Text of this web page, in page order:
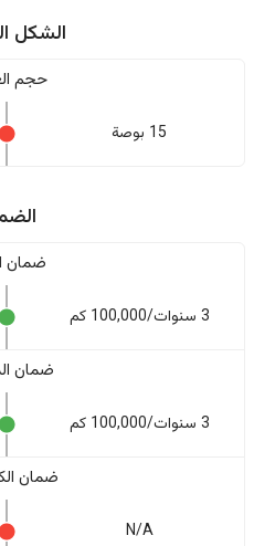
الشكل
حجم
15 بوصة
ضمان
3 سنوات/100,000 كم
ضمان
3 سنوات/100,000 كم
ضمان
N/A